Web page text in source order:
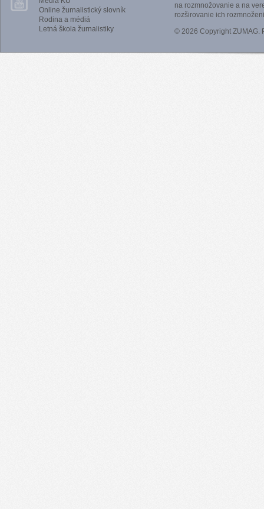
Online žurnalistický slovník
Rodina a médiá
Letná škola žurnalistiky
na rozmnožovanie a na
rozširovanie ich
© 2026 Copyright ZUMAG.